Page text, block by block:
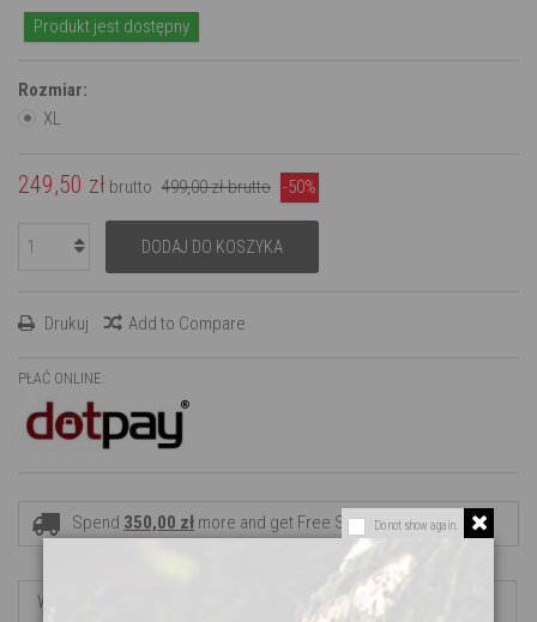
Do not show again.
Produkt jest dostępny
Rozmiar:
XL
249,50 zł brutto 499,00 złbrutto -50%
DODAJ DO KOSZYKA
Drukuj Add to Compare
PŁAĆ ONLINE:
Spend 350,00 zł more and get Free Shipping!
WIĘCEJ INFORMACJI